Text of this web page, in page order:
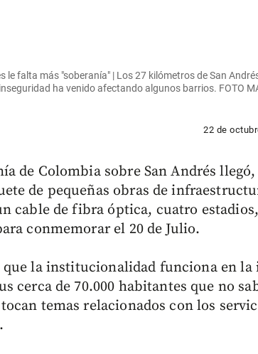
le falta más "soberanía" | Los 27 kilómetros de San
ha venido afectando algunos barrios. FOTO
22 de
de Colombia sobre San Andrés
de pequeñas obras de
cable de fibra óptica, cuatro
conmemorar el 20 de Julio.
que la institucionalidad funciona en la
cerca de 70.000 habitantes que no
temas relacionados con los